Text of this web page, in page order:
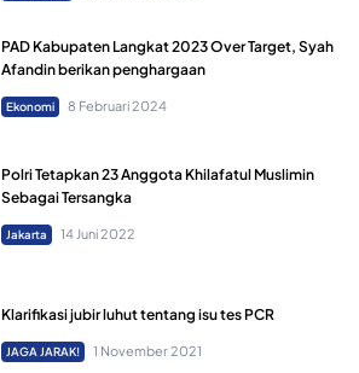
PAD Kabupaten Langkat 2023 Over Target, Syah
Afandin berikan penghargaan
Ekonomi 8 Februari 2024
Polri Tetapkan 23 Anggota Khilafatul Muslimin
Sebagai Tersangka
Jakarta 14 Juni 2022
Klarifikasi jubir luhut tentang isu tes PCR
JAGA JARAK! 1 November 2021